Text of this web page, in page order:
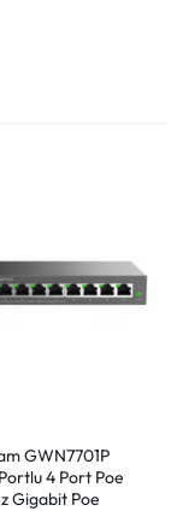
GWN7701P
4 Port Poe
Gigabit Poe